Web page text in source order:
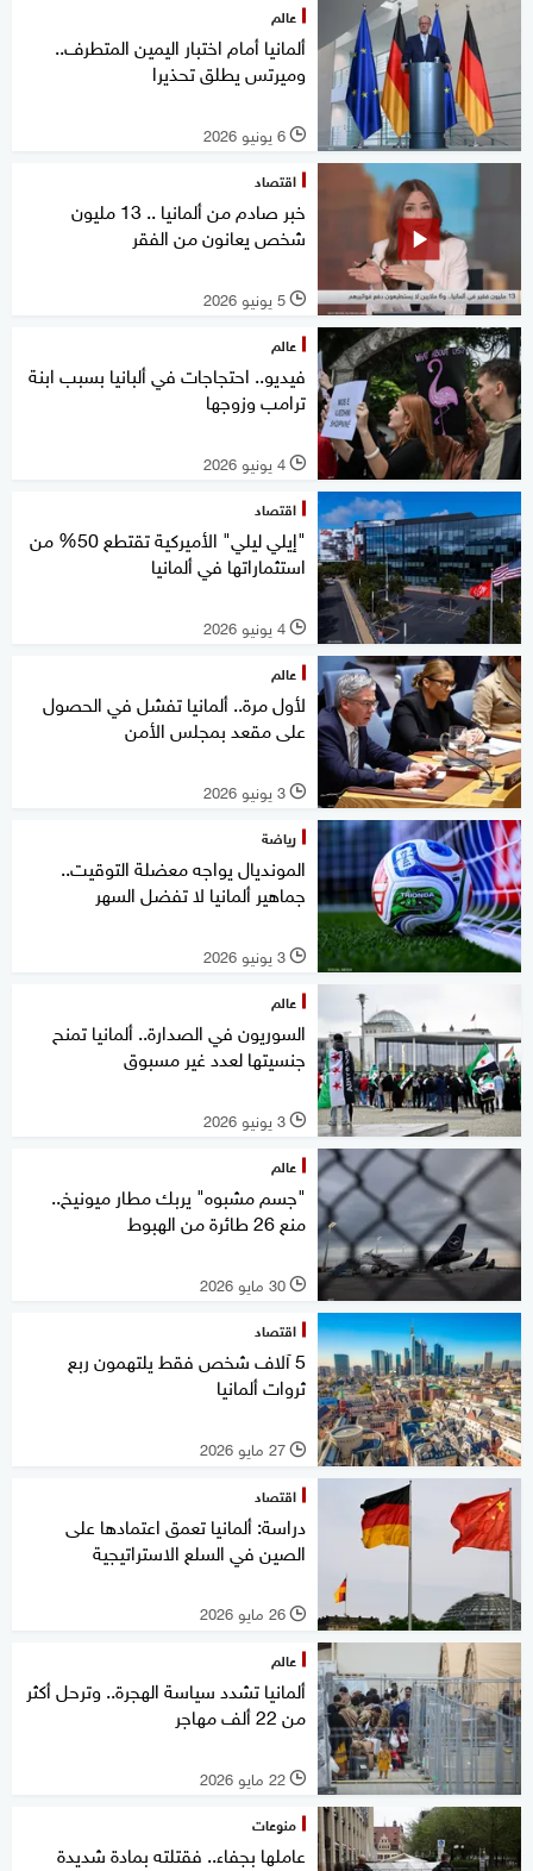
عالم
ألمانيا أمام اختبار اليمين المتطرف..
وميرتس يطلق تحذيرا
l 6 يونيو 2026
اقتصاد
خبر صادم من ألمانيا .. 13 مليون
شخص يعانون من الفقر
l 5 يونيو 2026
عالم
فيديو.. احتجاجات في ألبانيا بسبب ابنة
ترامب وزوجها
l 4 يونيو 2026
اقتصاد
"إيلي ليلي" الأميركية تقتطع 50% من
استثماراتها في ألمانيا
l 4 يونيو 2026
عالم
لأول مرة.. ألمانيا تفشل في الحصول
على مقعد بمجلس الأمن
l 3 يونيو 2026
رياضة
المونديال يواجه معضلة التوقيت..
جماهير ألمانيا لا تفضل السهر
l 3 يونيو 2026
عالم
السوريون في الصدارة.. ألمانيا تمنح
جنسيتها لعدد غير مسبوق
l 3 يونيو 2026
عالم
"جسم مشبوه" يربك مطار ميونيخ..
منع 26 طائرة من الهبوط
l 30 مايو 2026
اقتصاد
5 آلاف شخص فقط يلتهمون ربع
ثروات ألمانيا
l 27 مايو 2026
اقتصاد
دراسة: ألمانيا تعمق اعتمادها على
الصين في السلع الاستراتيجية
l 26 مايو 2026
عالم
ألمانيا تشدد سياسة الهجرة.. وترحل أكثر
من 22 ألف مهاجر
l 22 مايو 2026
منوعات
عاملها بجفاء.. فقتلته بمادة شديدة